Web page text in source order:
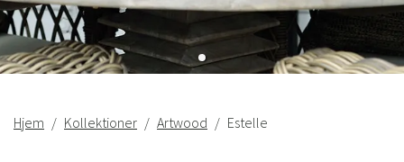
Hjem Kollektioner Artwood Estelle